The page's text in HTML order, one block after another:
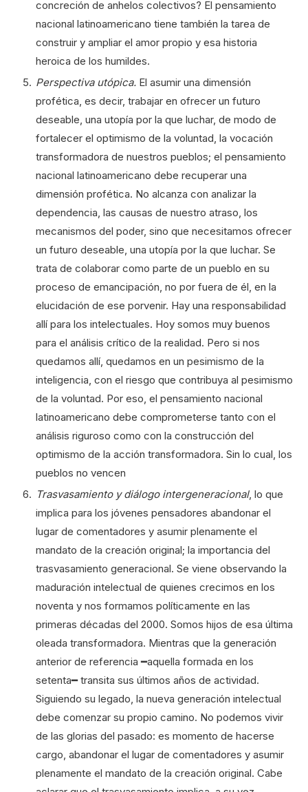
concreción de anhelos colectivos? El pensamiento
nacional latinoamericano tiene también la tarea de
construir y ampliar el amor propio y esa historia
heroica de los humildes.
Perspectiva utópica. El asumir una dimensión
profética, es decir, trabajar en ofrecer un futuro
deseable, una utopía por la que luchar, de modo de
fortalecer el optimismo de la voluntad, la vocación
transformadora de nuestros pueblos; el pensamiento
nacional latinoamericano debe recuperar una
dimensión profética. No alcanza con analizar la
dependencia, las causas de nuestro atraso, los
mecanismos del poder, sino que necesitamos ofrecer
un futuro deseable, una utopía por la que luchar. Se
trata de colaborar como parte de un pueblo en su
proceso de emancipación, no por fuera de él, en la
elucidación de ese porvenir. Hay una responsabilidad
allí para los intelectuales. Hoy somos muy buenos
para el análisis crítico de la realidad. Pero si nos
quedamos allí, quedamos en un pesimismo de la
inteligencia, con el riesgo que contribuya al pesimismo
de la voluntad. Por eso, el pensamiento nacional
latinoamericano debe comprometerse tanto con el
análisis riguroso como con la construcción del
optimismo de la acción transformadora. Sin lo cual, los
pueblos no vencen
Trasvasamiento y diálogo intergeneracional, lo que
implica para los jóvenes pensadores abandonar el
lugar de comentadores y asumir plenamente el
mandato de la creación original; la importancia del
trasvasamiento generacional. Se viene observando la
maduración intelectual de quienes crecimos en los
noventa y nos formamos políticamente en las
primeras décadas del 2000. Somos hijos de esa última
oleada transformadora. Mientras que la generación
anterior de referencia ━aquella formada en los
setenta━ transita sus últimos años de actividad.
Siguiendo su legado, la nueva generación intelectual
debe comenzar su propio camino. No podemos vivir
de las glorias del pasado: es momento de hacerse
cargo, abandonar el lugar de comentadores y asumir
plenamente el mandato de la creación original. Cabe